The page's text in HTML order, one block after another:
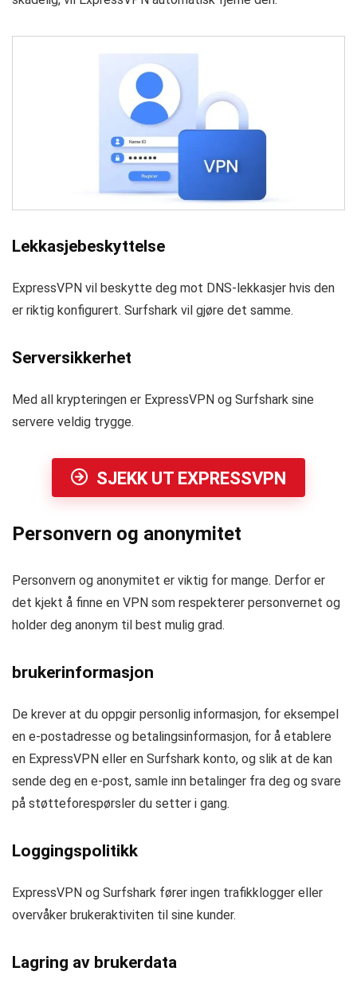
Lekkasjebeskyttelse
ExpressVPN vil beskytte deg mot DNS-lekkasjer hvis den
er riktig konfigurert. Surfshark vil gjøre det samme.
Serversikkerhet
Med all krypteringen er ExpressVPN og Surfshark sine
servere veldig trygge.
SJEKK UT EXPRESSVPN
Personvern og anonymitet
Personvern og anonymitet er viktig for mange. Derfor er
det kjekt å finne en VPN som respekterer personvernet og
holder deg anonym til best mulig grad.
brukerinformasjon
De krever at du oppgir personlig informasjon, for eksempel
en e-postadresse og betalingsinformasjon, for å etablere
en ExpressVPN eller en Surfshark konto, og slik at de kan
sende deg en e-post, samle inn betalinger fra deg og svare
på støtteforespørsler du setter i gang.
Loggingspolitikk
ExpressVPN og Surfshark fører ingen trafikklogger eller
overvåker brukeraktiviten til sine kunder.
Lagring av brukerdata